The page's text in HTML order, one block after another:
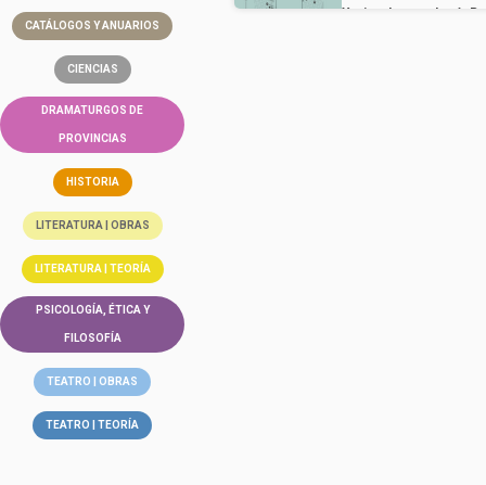
CATÁLOGOS Y ANUARIOS
CIENCIAS
DRAMATURGOS DE
PROVINCIAS
HISTORIA
LITERATURA | OBRAS
LITERATURA | TEORÍA
PSICOLOGÍA, ÉTICA Y
FILOSOFÍA
TEATRO | OBRAS
TEATRO | TEORÍA
Yanina Jensen
Lucía